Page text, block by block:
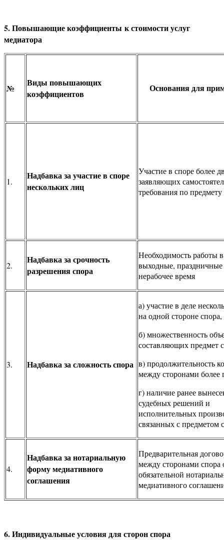
5. Повышающие коэффициенты к стоимости услуг
медиатора
№
Виды повышающих
коэффициентов
Основания для
1.
Надбавка за участие в споре
нескольких лиц
Участие в споре более
заявляющих
требования по предмету
2.
Надбавка за срочность
разрешения спора
Необходимость работы в
выходные,
нерабочее время
3. Надбавка за сложность спора
а) участие в деле
на одной стороне спора,
б) множественность
составляющих предмет
в) продолжительность
между сторонами более
г) наличие ранее
судебных решений и
исполнительных
связанных с предметом
4.
Надбавка за нотариальную
форму медиативного
соглашения
Предварительная
между сторонами спора
обязательной
медиативного
6. Индивидуальные условия для сторон спора